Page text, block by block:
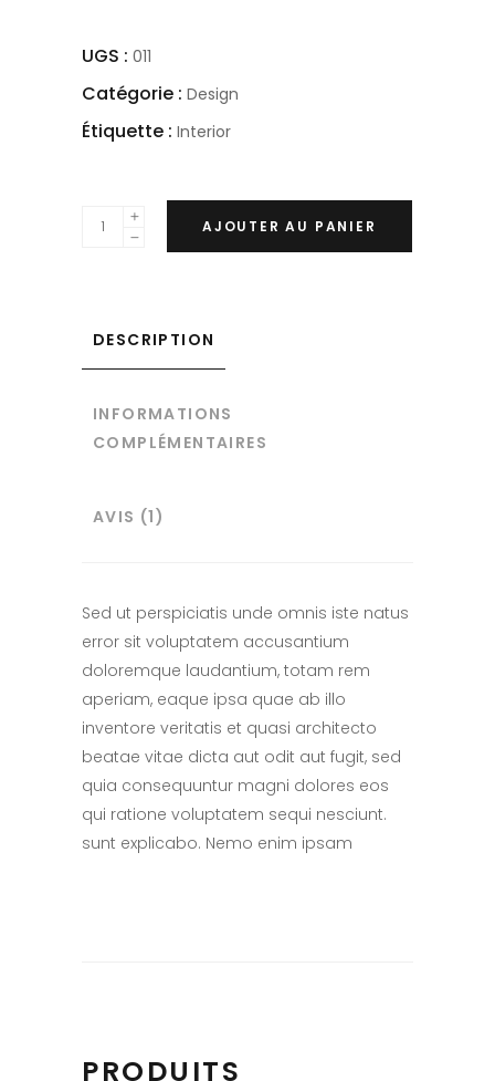
UGS : 011
Catégorie : Design
Étiquette : Interior
AJOUTER AU PANIER
DESCRIPTION
INFORMATIONS
COMPLÉMENTAIRES
AVIS (1)
Sed ut perspiciatis unde omnis iste natus
error sit voluptatem accusantium
doloremque laudantium, totam rem
aperiam, eaque ipsa quae ab illo
inventore veritatis et quasi architecto
beatae vitae dicta aut odit aut fugit, sed
quia consequuntur magni dolores eos
qui ratione voluptatem sequi nesciunt.
sunt explicabo. Nemo enim ipsam
PRODUITS